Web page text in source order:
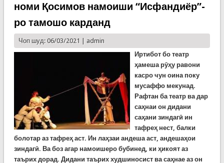
номи Қосимов намоиши “Исфандиёр”-
ро тамошо карданд
Чоп шуд: 06/03/2021 | admin
Иртибот бо театр
ҳамеша рӯҳу равони
касро чун оина поку
мусаффо мекунад.
Рафтан ба театр ва дар
саҳнаи он дидани
саҳани зиндагӣ ин
тафреҳ нест, балки
болотар аз тафреҳ аст. Ин лаҳзаи андеша аст, андешаҳои
зиндагӣ. Ва боз агар намоишеро бубинед, ки ҳикоят аз
таърих дорад. Дидани таърих худшиносист ва саҳнае аз он